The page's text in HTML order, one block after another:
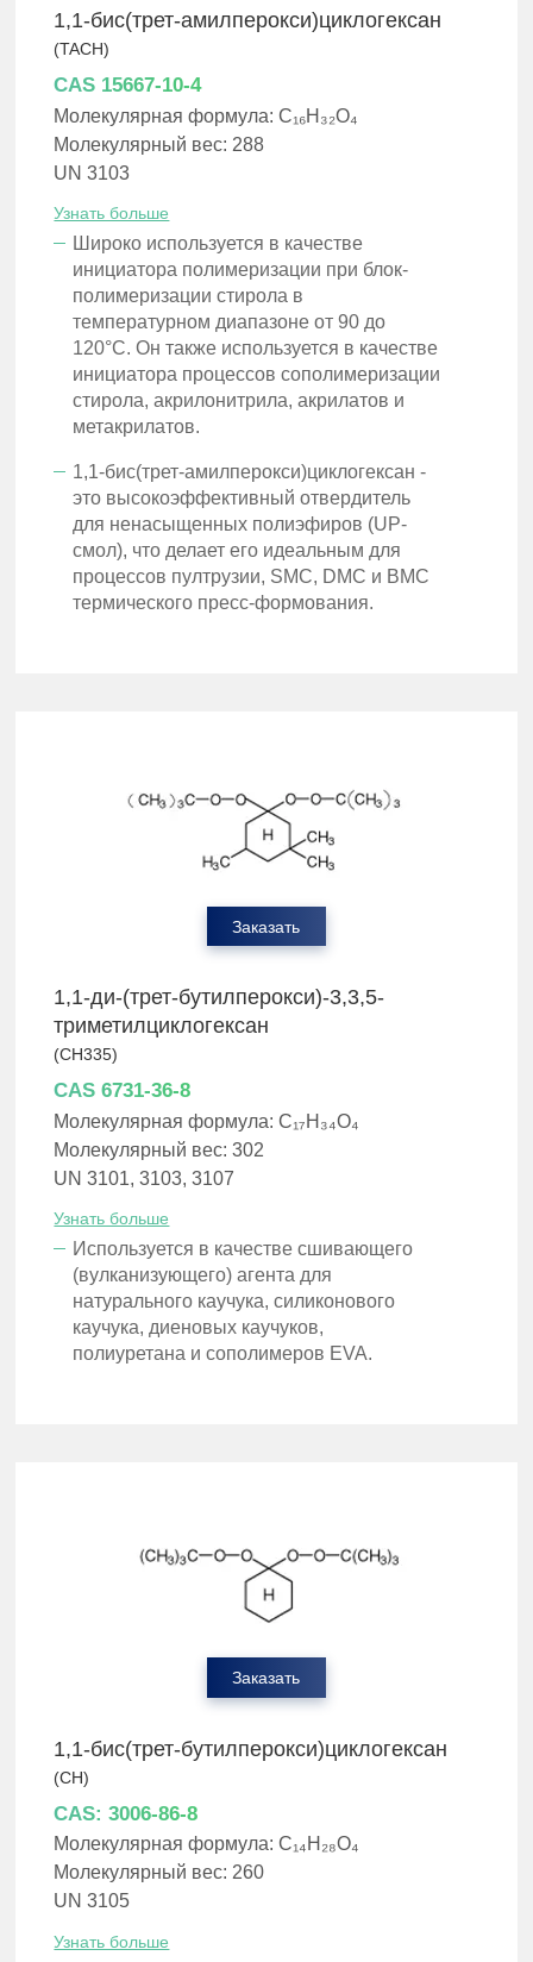
1,1-бис(трет-амилперокси)циклогексан
(TACH)
CAS 15667-10-4
Молекулярная формула: C₁₆H₃₂O₄
Молекулярный вес: 288
UN 3103
Узнать больше
Широко используется в качестве
инициатора полимеризации при блок-
полимеризации стирола в
температурном диапазоне от 90 до
120°C. Он также используется в качестве
инициатора процессов сополимеризации
стирола, акрилонитрила, акрилатов и
метакрилатов.
1,1-бис(трет-амилперокси)циклогексан -
это высокоэффективный отвердитель
для ненасыщенных полиэфиров (UP-
смол), что делает его идеальным для
процессов пултрузии, SMC, DMC и BMC
термического пресс-формования.
Заказать
1,1-ди-(трет-бутилперокси)-3,3,5-
триметилциклогексан
(CH335)
CAS 6731-36-8
Молекулярная формула: C₁₇H₃₄O₄
Молекулярный вес: 302
UN 3101, 3103, 3107
Узнать больше
Используется в качестве сшивающего
(вулканизующего) агента для
натурального каучука, силиконового
каучука, диеновых каучуков,
полиуретана и сополимеров EVA.
Заказать
1,1-бис(трет-бутилперокси)циклогексан
(CH)
CAS: 3006-86-8
Молекулярная формула: C₁₄H₂₈O₄
Молекулярный вес: 260
UN 3105
Узнать больше